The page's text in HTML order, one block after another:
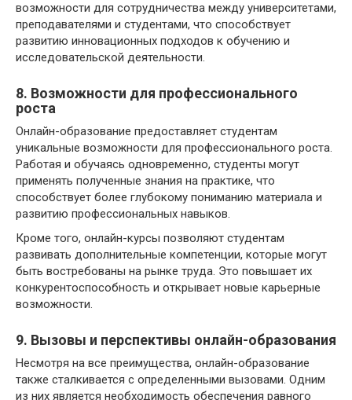
возможности для сотрудничества между университетами,
преподавателями и студентами, что способствует
развитию инновационных подходов к обучению и
исследовательской деятельности.
8. Возможности для профессионального
роста
Онлайн-образование предоставляет студентам
уникальные возможности для профессионального роста.
Работая и обучаясь одновременно, студенты могут
применять полученные знания на практике, что
способствует более глубокому пониманию материала и
развитию профессиональных навыков.
Кроме того, онлайн-курсы позволяют студентам
развивать дополнительные компетенции, которые могут
быть востребованы на рынке труда. Это повышает их
конкурентоспособность и открывает новые карьерные
возможности.
9. Вызовы и перспективы онлайн-образования
Несмотря на все преимущества, онлайн-образование
также сталкивается с определенными вызовами. Одним
из них является необходимость обеспечения равного